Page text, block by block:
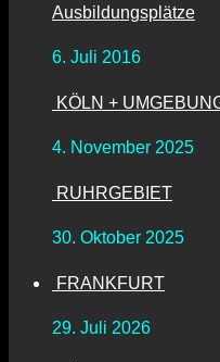
Ausbildungsplätze
6. Juli 2016
KÖLN +
4. November 2025
RUHRGEBIET
30. Oktober 2025
FRANKFURT
29. Juli 2026